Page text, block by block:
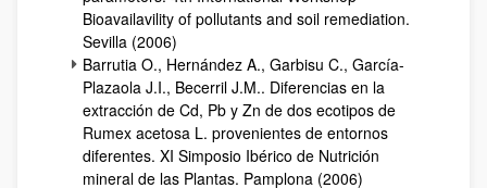
Bioavailavility of pollutants and soil remediation.
Sevilla (2006)
Barrutia O., Hernández A., Garbisu C., García-
Plazaola J.I., Becerril J.M.. Diferencias en la
extracción de Cd, Pb y Zn de dos ecotipos de
Rumex acetosa L. provenientes de entornos
diferentes. XI Simposio Ibérico de Nutrición
mineral de las Plantas. Pamplona (2006)